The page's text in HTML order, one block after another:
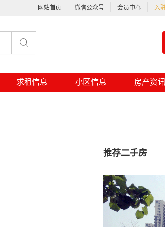
网站首页 微信公众号 会员中心 入
求租信息 小区信息 房产资讯
推荐二手房